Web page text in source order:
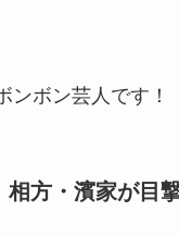
ンボン芸人です！
相方・濱家が目